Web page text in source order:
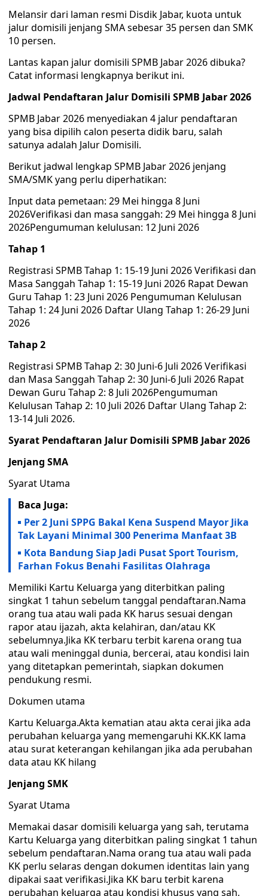
Melansir dari laman resmi Disdik Jabar, kuota untuk
jalur domisili jenjang SMA sebesar 35 persen dan SMK
10 persen.
Lantas kapan jalur domisili SPMB Jabar 2026 dibuka?
Catat informasi lengkapnya berikut ini.
Jadwal Pendaftaran Jalur Domisili SPMB Jabar 2026
SPMB Jabar 2026 menyediakan 4 jalur pendaftaran
yang bisa dipilih calon peserta didik baru, salah
satunya adalah Jalur Domisili.
Berikut jadwal lengkap SPMB Jabar 2026 jenjang
SMA/SMK yang perlu diperhatikan:
Input data pemetaan: 29 Mei hingga 8 Juni
2026Verifikasi dan masa sanggah: 29 Mei hingga 8 Juni
2026Pengumuman kelulusan: 12 Juni 2026
Tahap 1
Registrasi SPMB Tahap 1: 15-19 Juni 2026 Verifikasi dan
Masa Sanggah Tahap 1: 15-19 Juni 2026 Rapat Dewan
Guru Tahap 1: 23 Juni 2026 Pengumuman Kelulusan
Tahap 1: 24 Juni 2026 Daftar Ulang Tahap 1: 26-29 Juni
2026
Tahap 2
Registrasi SPMB Tahap 2: 30 Juni-6 Juli 2026 Verifikasi
dan Masa Sanggah Tahap 2: 30 Juni-6 Juli 2026 Rapat
Dewan Guru Tahap 2: 8 Juli 2026Pengumuman
Kelulusan Tahap 2: 10 Juli 2026 Daftar Ulang Tahap 2:
13-14 Juli 2026.
Syarat Pendaftaran Jalur Domisili SPMB Jabar 2026
Jenjang SMA
Syarat Utama
Baca Juga:
Per 2 Juni SPPG Bakal Kena Suspend Mayor Jika
Tak Layani Minimal 300 Penerima Manfaat 3B
Kota Bandung Siap Jadi Pusat Sport Tourism,
Farhan Fokus Benahi Fasilitas Olahraga
Memiliki Kartu Keluarga yang diterbitkan paling
singkat 1 tahun sebelum tanggal pendaftaran.Nama
orang tua atau wali pada KK harus sesuai dengan
rapor atau ijazah, akta kelahiran, dan/atau KK
sebelumnya.Jika KK terbaru terbit karena orang tua
atau wali meninggal dunia, bercerai, atau kondisi lain
yang ditetapkan pemerintah, siapkan dokumen
pendukung resmi.
Dokumen utama
Kartu Keluarga.Akta kematian atau akta cerai jika ada
perubahan keluarga yang memengaruhi KK.KK lama
atau surat keterangan kehilangan jika ada perubahan
data atau KK hilang
Jenjang SMK
Syarat Utama
Memakai dasar domisili keluarga yang sah, terutama
Kartu Keluarga yang diterbitkan paling singkat 1 tahun
sebelum pendaftaran.Nama orang tua atau wali pada
KK perlu selaras dengan dokumen identitas lain yang
dipakai saat verifikasi.Jika KK baru terbit karena
perubahan keluarga atau kondisi khusus yang sah,